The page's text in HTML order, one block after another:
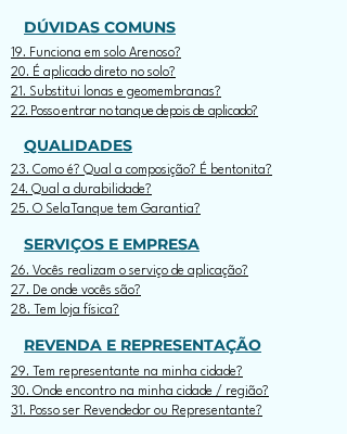
DÚVIDAS COMUNS
19. Funciona em solo Arenoso?
20. É aplicado direto no solo?
21. Substitui lonas e geomembranas?
22. Posso entrar no tanque depois de aplicado?
QUALIDADES
23. Como é? Qual a composição? É bentonita?
24. Qual a durabilidade?
25. O SelaTanque tem Garantia?
SERVIÇOS E EMPRESA
26. Vocês realizam o serviço de aplicação?
27. De onde vocês são?
28. Tem loja física?
REVENDA E REPRESENTAÇÃO
29. Tem representante na minha cidade?
30. Onde encontro na minha cidade / região?
31. Posso ser Revendedor ou Representante?